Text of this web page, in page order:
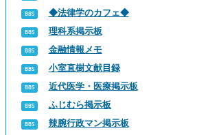
◆法律学のカフェ◆
理科系掲示板
金融情報メモ
小室直樹文献目録
近代医学・医療掲示板
ふじむら掲示板
辣腕行政マン掲示板